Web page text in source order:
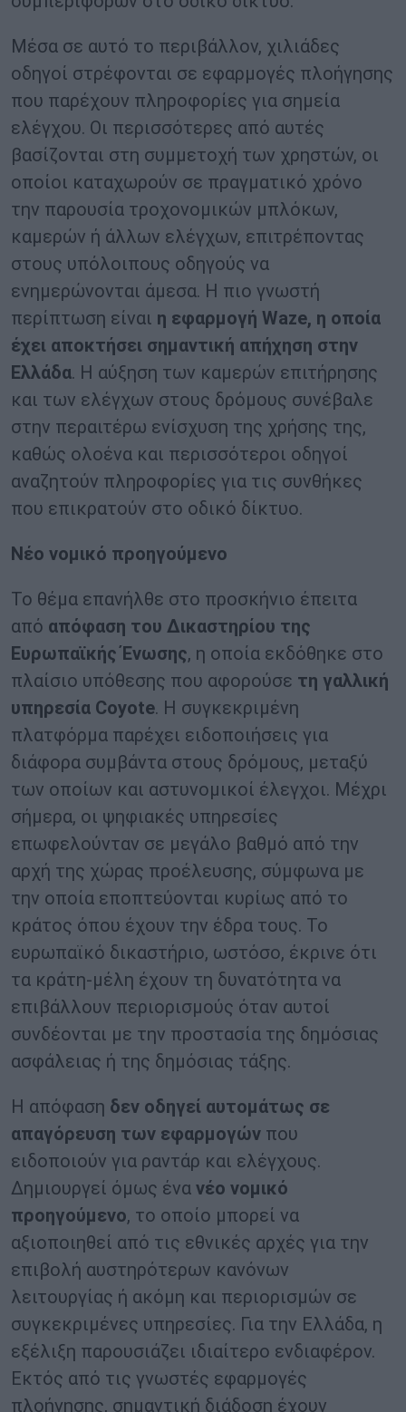
Μέσα σε αυτό το περιβάλλον, χιλιάδες
οδηγοί στρέφονται σε εφαρμογές πλοήγησης
που παρέχουν πληροφορίες για σημεία
ελέγχου. Οι περισσότερες από αυτές
βασίζονται στη συμμετοχή των χρηστών, οι
οποίοι καταχωρούν σε πραγματικό χρόνο
την παρουσία τροχονομικών μπλόκων,
καμερών ή άλλων ελέγχων, επιτρέποντας
στους υπόλοιπους οδηγούς να
ενημερώνονται άμεσα. Η πιο γνωστή
περίπτωση είναι η εφαρμογή Waze, η οποία
έχει αποκτήσει σημαντική απήχηση στην
Ελλάδα. Η αύξηση των καμερών επιτήρησης
και των ελέγχων στους δρόμους συνέβαλε
στην περαιτέρω ενίσχυση της χρήσης της,
καθώς ολοένα και περισσότεροι οδηγοί
αναζητούν πληροφορίες για τις συνθήκες
που επικρατούν στο οδικό δίκτυο.
Νέο νομικό προηγούμενο
Το θέμα επανήλθε στο προσκήνιο έπειτα
από απόφαση του Δικαστηρίου της
Ευρωπαϊκής Ένωσης, η οποία εκδόθηκε στο
πλαίσιο υπόθεσης που αφορούσε τη γαλλική
υπηρεσία Coyote. Η συγκεκριμένη
πλατφόρμα παρέχει ειδοποιήσεις για
διάφορα συμβάντα στους δρόμους, μεταξύ
των οποίων και αστυνομικοί έλεγχοι. Μέχρι
σήμερα, οι ψηφιακές υπηρεσίες
επωφελούνταν σε μεγάλο βαθμό από την
αρχή της χώρας προέλευσης, σύμφωνα με
την οποία εποπτεύονται κυρίως από το
κράτος όπου έχουν την έδρα τους. Το
ευρωπαϊκό δικαστήριο, ωστόσο, έκρινε ότι
τα κράτη-μέλη έχουν τη δυνατότητα να
επιβάλλουν περιορισμούς όταν αυτοί
συνδέονται με την προστασία της δημόσιας
ασφάλειας ή της δημόσιας τάξης.
Η απόφαση δεν οδηγεί αυτομάτως σε
απαγόρευση των εφαρμογών που
ειδοποιούν για ραντάρ και ελέγχους.
Δημιουργεί όμως ένα νέο νομικό
προηγούμενο, το οποίο μπορεί να
αξιοποιηθεί από τις εθνικές αρχές για την
επιβολή αυστηρότερων κανόνων
λειτουργίας ή ακόμη και περιορισμών σε
συγκεκριμένες υπηρεσίες. Για την Ελλάδα, η
εξέλιξη παρουσιάζει ιδιαίτερο ενδιαφέρον.
Εκτός από τις γνωστές εφαρμογές
πλοήγησης, σημαντική διάδοση έχουν